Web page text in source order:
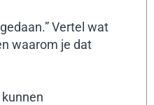
Vertel wat
waarom je dat